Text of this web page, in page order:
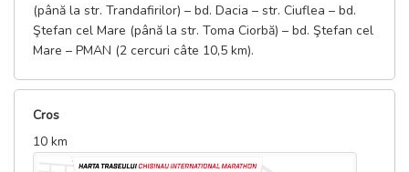
15:00 - Limita de timp pentru cursa de maraton (42 km 195 m);
15:00 - Limita de timp pentru Marathon for ALL;
de vârstă de pe toate distanțele.
(până la str. Trandafirilor) – bd. Dacia – str. Ciuflea – bd.
Ştefan cel Mare (până la str. Toma Ciorbă) – bd. Ştefan cel
Mare – PMAN (2 cercuri câte 10,5 km).
Cros
10 km